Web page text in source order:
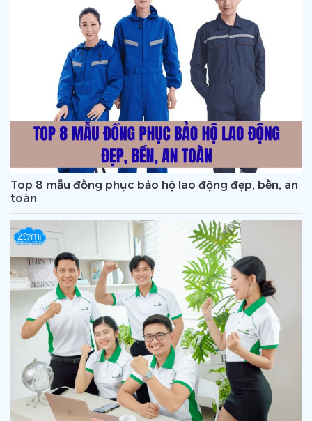
Top 8 mẫu đồng phục bảo hộ lao động đẹp, bền, an
toàn